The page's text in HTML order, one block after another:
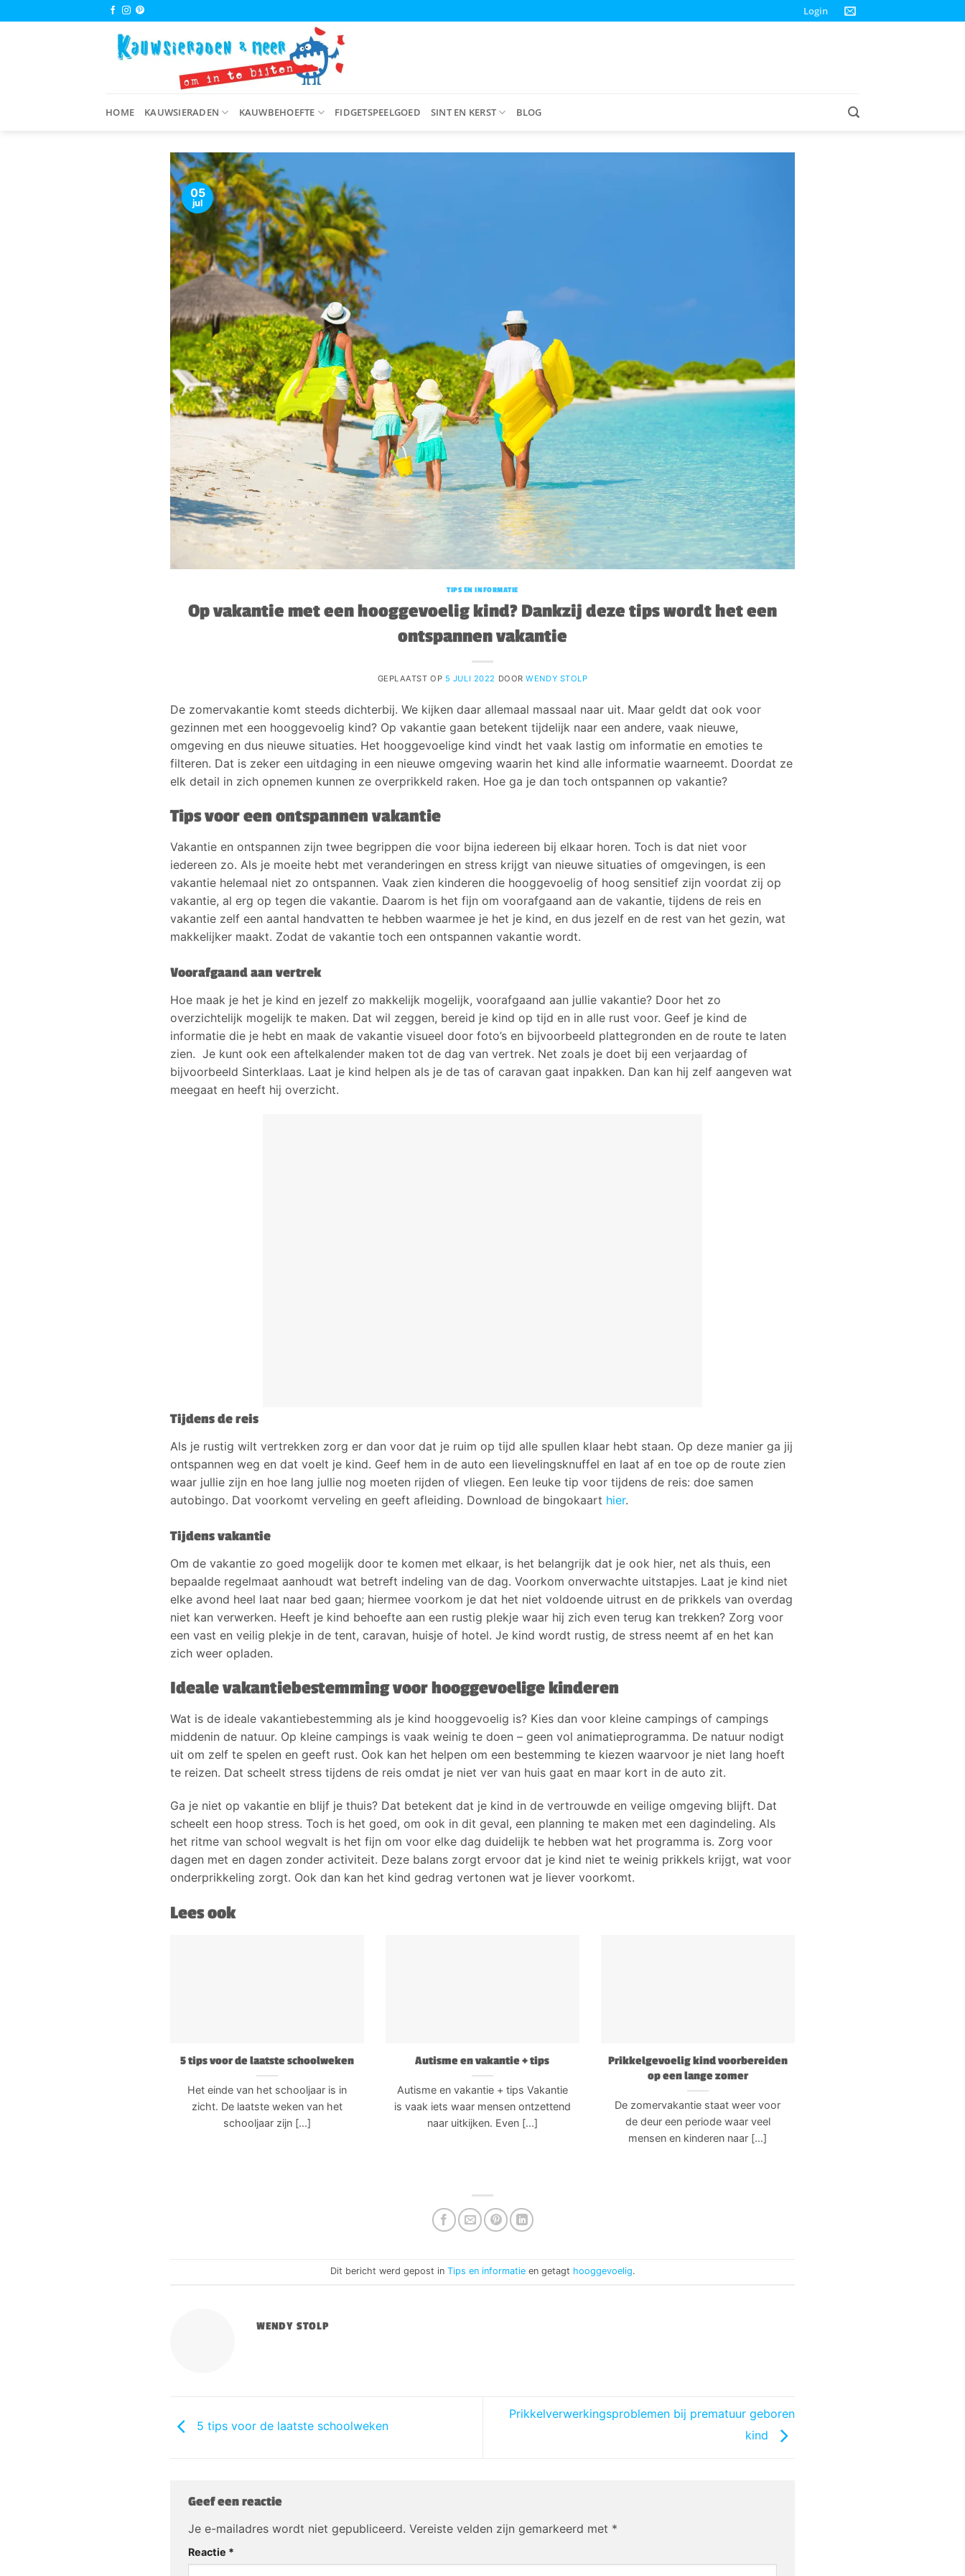
naar
Login
HOME KAUWSIERADEN KAUWBEHOEFTE FIDGETSPEELGOED SINT EN KERST BLOG
05
jul
TIPS EN INFORMATIE
Op vakantie met een hooggevoelig kind? Dankzij deze tips wordt het een
ontspannen vakantie
GEPLAATST OP 5 JULI 2022 DOORWENDY STOLP
De zomervakantie komt steeds dichterbij. We kijken daar allemaal massaal naar uit. Maar geldt dat ook voor
gezinnen met een hooggevoelig kind? Op vakantie gaan betekent tijdelijk naar een andere, vaak nieuwe,
omgeving en dus nieuwe situaties. Het hooggevoelige kind vindt het vaak lastig om informatie en emoties te
filteren. Dat is zeker een uitdaging in een nieuwe omgeving waarin het kind alle informatie waarneemt. Doordat ze
elk detail in zich opnemen kunnen ze overprikkeld raken. Hoe ga je dan toch ontspannen op vakantie?
Tips voor een ontspannen vakantie
Vakantie en ontspannen zijn twee begrippen die voor bijna iedereen bij elkaar horen. Toch is dat niet voor
iedereen zo. Als je moeite hebt met veranderingen en stress krijgt van nieuwe situaties of omgevingen, is een
vakantie helemaal niet zo ontspannen. Vaak zien kinderen die hooggevoelig of hoog sensitief zijn voordat zij op
vakantie, al erg op tegen die vakantie. Daarom is het fijn om voorafgaand aan de vakantie, tijdens de reis en
vakantie zelf een aantal handvatten te hebben waarmee je het je kind, en dus jezelf en de rest van het gezin, wat
makkelijker maakt. Zodat de vakantie toch een ontspannen vakantie wordt.
Voorafgaand aan vertrek
Hoe maak je het je kind en jezelf zo makkelijk mogelijk, voorafgaand aan jullie vakantie? Door het zo
overzichtelijk mogelijk te maken. Dat wil zeggen, bereid je kind op tijd en in alle rust voor. Geef je kind de
informatie die je hebt en maak de vakantie visueel door foto’s en bijvoorbeeld plattegronden en de route te laten
zien. Je kunt ook een aftelkalender maken tot de dag van vertrek. Net zoals je doet bij een verjaardag of
bijvoorbeeld Sinterklaas. Laat je kind helpen als je de tas of caravan gaat inpakken. Dan kan hij zelf aangeven wat
meegaat en heeft hij overzicht.
Tijdens de reis
Als je rustig wilt vertrekken zorg er dan voor dat je ruim op tijd alle spullen klaar hebt staan. Op deze manier ga jij
ontspannen weg en dat voelt je kind. Geef hem in de auto een lievelingsknuffel en laat af en toe op de route zien
waar jullie zijn en hoe lang jullie nog moeten rijden of vliegen. Een leuke tip voor tijdens de reis: doe samen
autobingo. Dat voorkomt verveling en geeft afleiding. Download de bingokaart hier.
Tijdens vakantie
Om de vakantie zo goed mogelijk door te komen met elkaar, is het belangrijk dat je ook hier, net als thuis, een
bepaalde regelmaat aanhoudt wat betreft indeling van de dag. Voorkom onverwachte uitstapjes. Laat je kind niet
elke avond heel laat naar bed gaan; hiermee voorkom je dat het niet voldoende uitrust en de prikkels van overdag
niet kan verwerken. Heeft je kind behoefte aan een rustig plekje waar hij zich even terug kan trekken? Zorg voor
een vast en veilig plekje in de tent, caravan, huisje of hotel. Je kind wordt rustig, de stress neemt af en het kan
zich weer opladen.
Ideale vakantiebestemming voor hooggevoelige kinderen
Wat is de ideale vakantiebestemming als je kind hooggevoelig is? Kies dan voor kleine campings of campings
middenin de natuur. Op kleine campings is vaak weinig te doen – geen vol animatieprogramma. De natuur nodigt
uit om zelf te spelen en geeft rust. Ook kan het helpen om een bestemming te kiezen waarvoor je niet lang hoeft
te reizen. Dat scheelt stress tijdens de reis omdat je niet ver van huis gaat en maar kort in de auto zit.
Ga je niet op vakantie en blijf je thuis? Dat betekent dat je kind in de vertrouwde en veilige omgeving blijft. Dat
scheelt een hoop stress. Toch is het goed, om ook in dit geval, een planning te maken met een dagindeling. Als
het ritme van school wegvalt is het fijn om voor elke dag duidelijk te hebben wat het programma is. Zorg voor
dagen met en dagen zonder activiteit. Deze balans zorgt ervoor dat je kind niet te weinig prikkels krijgt, wat voor
onderprikkeling zorgt. Ook dan kan het kind gedrag vertonen wat je liever voorkomt.
Lees ook
5 tips voor de laatste schoolweken
Het einde van het schooljaar is in
zicht. De laatste weken van het
schooljaar zijn [...]
Autisme en vakantie + tips
Autisme en vakantie + tips Vakantie
is vaak iets waar mensen ontzettend
naar uitkijken. Even [...]
Prikkelgevoelig kind voorbereiden
op een lange zomer
De zomervakantie staat weer voor
de deur een periode waar veel
mensen en kinderen naar [...]
Dit bericht werd gepost in Tips en informatieen getagt hooggevoelig.
WENDY STOLP
5 tips voor de laatste schoolweken
Prikkelverwerkingsproblemen bij prematuur geboren
kind
Geef een reactie
Je e-mailadres wordt niet gepubliceerd. Vereiste velden zijn gemarkeerd met *
Reactie *